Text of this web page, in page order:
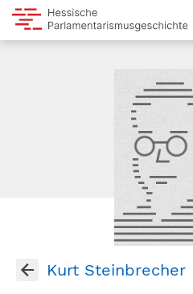
Kurt Steinbrecher